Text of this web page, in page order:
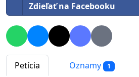
Zdieľať na Facebooku
Petícia Oznamy 1